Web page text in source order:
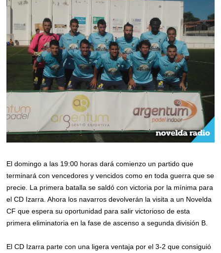
El domingo a las 19:00 horas dará comienzo un partido que
terminará con vencedores y vencidos como en toda guerra que se
precie. La primera batalla se saldó con victoria por la mínima para
el CD Izarra. Ahora los navarros devolverán la visita a un Novelda
CF que espera su oportunidad para salir victorioso de esta
primera eliminatoria en la fase de ascenso a segunda división B.
El CD Izarra parte con una ligera ventaja por el 3-2 que consiguió